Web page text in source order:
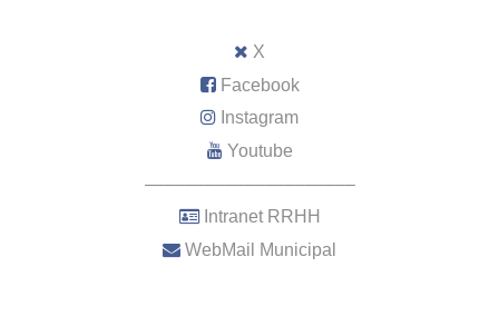
X
Facebook
Instagram
Youtube
–––––––––––––––––––––
Intranet RRHH
WebMail Municipal